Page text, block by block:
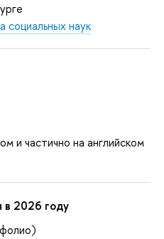
социальных наук
и частично на английском
в 2026 году